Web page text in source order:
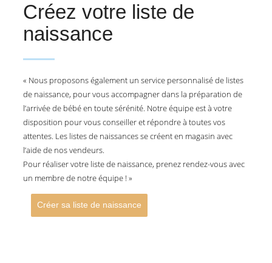
Créez votre liste de
naissance
« Nous proposons également un service personnalisé de listes
de naissance, pour vous accompagner dans la préparation de
l’arrivée de bébé en toute sérénité. Notre équipe est à votre
disposition pour vous conseiller et répondre à toutes vos
attentes. Les listes de naissances se créent en magasin avec
l’aide de nos vendeurs.
Pour réaliser votre liste de naissance, prenez rendez-vous avec
un membre de notre équipe ! »
Créer sa liste de naissance